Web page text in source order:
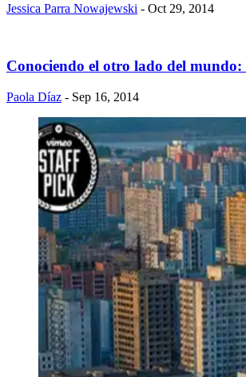
Jessica Parra Nowajewski - Oct 29, 2014
Conociendo el otro lado del
Paola Díaz - Sep 16, 2014